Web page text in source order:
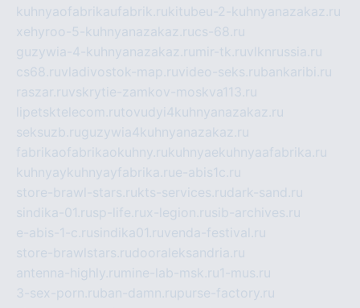
kuhnyaofabrikaufabrik.rukitubeu-2-kuhnyanazakaz.ru
xehyroo-5-kuhnyanazakaz.rucs-68.ru
guzywia-4-kuhnyanazakaz.ru mir-tk.ruvlknrussia.ru
cs68.ruvladivostok-map.ruvideo-seks.rubankaribi.ru
raszar.ruvskrytie-zamkov-moskva113.ru
lipetsktelecom.rutovudyi4kuhnyanazakaz.ru
seksuzb.ruguzywia4kuhnyanazakaz.ru
fabrikaofabrikaokuhny.rukuhnyaekuhnyaafabrika.ru
kuhnyaykuhnyayfabrika.rue-abis1c.ru
store-brawl-stars.rukts-services.rudark-sand.ru
sindika-01.rusp-life.rux-legion.rusib-archives.ru
e-abis-1-c.rusindika01.ruvenda-festival.ru
store-brawlstars.rudooraleksandria.ru
antenna-highly.ru mine-lab-msk.ru1-mus.ru
3-sex-porn.ruban-damn.rupurse-factory.ru